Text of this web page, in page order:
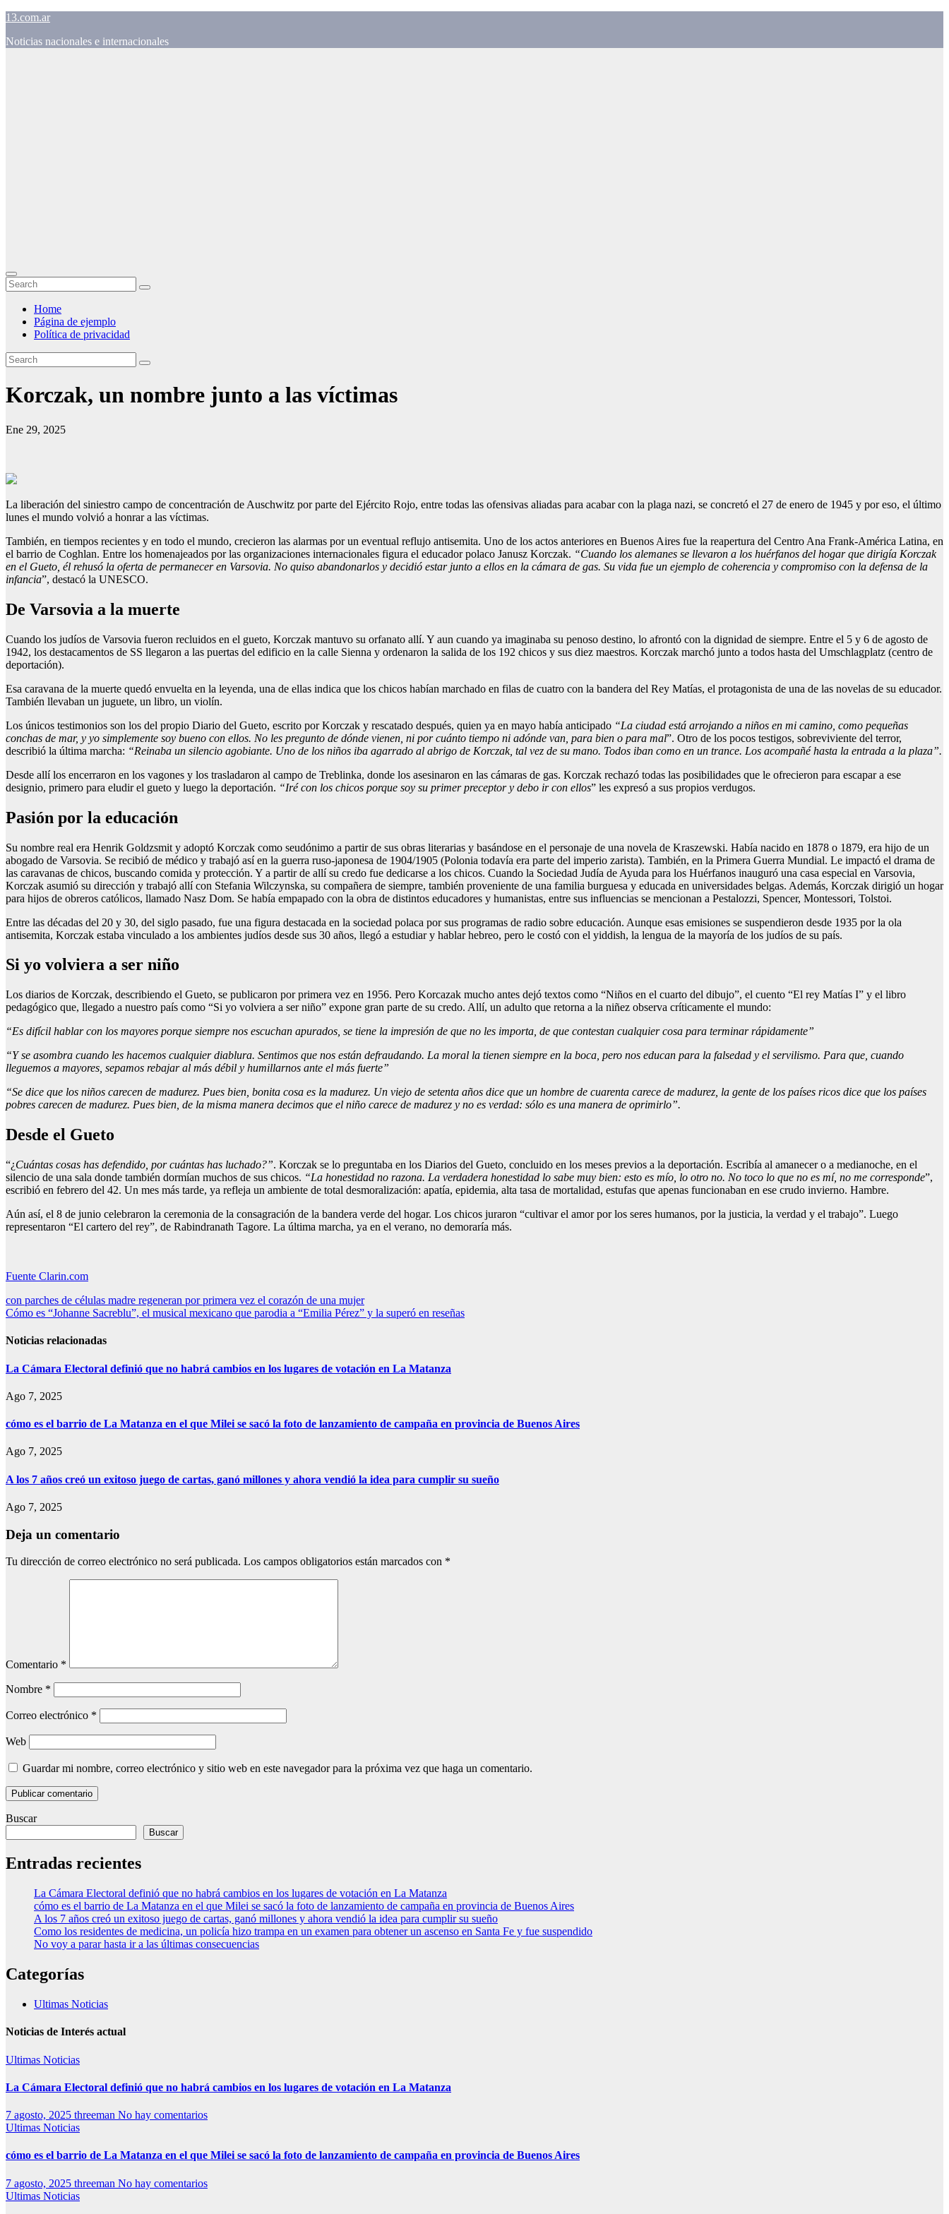
Skip
content
13.com.ar
Noticias nacionales e internacionales
Home
Página de ejemplo
Política de privacidad
Korczak, un nombre junto a las víctimas
Ene 29, 2025
La liberación del siniestro campo de concentración de Auschwitz por parte del Ejército Rojo, entre todas las ofensivas aliadas para acabar con la plaga nazi, se concretó el 27 de enero de 1945 y por eso, el último
lunes el mundo volvió a honrar a las víctimas.
También, en tiempos recientes y en todo el mundo, crecieron las alarmas por un eventual reflujo antisemita. Uno de los actos anteriores en Buenos Aires fue la reapertura del Centro Ana Frank-América Latina, en
el barrio de Coghlan. Entre los homenajeados por las organizaciones internacionales figura el educador polaco Janusz Korczak. “Cuando los alemanes se llevaron a los huérfanos del hogar que dirigía Korczak
en el Gueto, él rehusó la oferta de permanecer en Varsovia. No quiso abandonarlos y decidió estar junto a ellos en la cámara de gas. Su vida fue un ejemplo de coherencia y compromiso con la defensa de la
infancia”, destacó la UNESCO.
De Varsovia a la muerte
Cuando los judíos de Varsovia fueron recluidos en el gueto, Korczak mantuvo su orfanato allí. Y aun cuando ya imaginaba su penoso destino, lo afrontó con la dignidad de siempre. Entre el 5 y 6 de agosto de
1942, los destacamentos de SS llegaron a las puertas del edificio en la calle Sienna y ordenaron la salida de los 192 chicos y sus diez maestros. Korczak marchó junto a todos hasta del Umschlagplatz (centro de
deportación).
Esa caravana de la muerte quedó envuelta en la leyenda, una de ellas indica que los chicos habían marchado en filas de cuatro con la bandera del Rey Matías, el protagonista de una de las novelas de su educador.
También llevaban un juguete, un libro, un violín.
Los únicos testimonios son los del propio Diario del Gueto, escrito por Korczak y rescatado después, quien ya en mayo había anticipado “La ciudad está arrojando a niños en mi camino, como pequeñas
conchas de mar, y yo simplemente soy bueno con ellos. No les pregunto de dónde vienen, ni por cuánto tiempo ni adónde van, para bien o para mal”. Otro de los pocos testigos, sobreviviente del terror,
describió la última marcha: “Reinaba un silencio agobiante. Uno de los niños iba agarrado al abrigo de Korczak, tal vez de su mano. Todos iban como en un trance. Los acompañé hasta la entrada a la plaza”.
Desde allí los encerraron en los vagones y los trasladaron al campo de Treblinka, donde los asesinaron en las cámaras de gas. Korczak rechazó todas las posibilidades que le ofrecieron para escapar a ese
designio, primero para eludir el gueto y luego la deportación. “Iré con los chicos porque soy su primer preceptor y debo ir con ellos” les expresó a sus propios verdugos.
Pasión por la educación
Su nombre real era Henrik Goldzsmit y adoptó Korczak como seudónimo a partir de sus obras literarias y basándose en el personaje de una novela de Kraszewski. Había nacido en 1878 o 1879, era hijo de un
abogado de Varsovia. Se recibió de médico y trabajó así en la guerra ruso-japonesa de 1904/1905 (Polonia todavía era parte del imperio zarista). También, en la Primera Guerra Mundial. Le impactó el drama de
las caravanas de chicos, buscando comida y protección. Y a partir de allí su credo fue dedicarse a los chicos. Cuando la Sociedad Judía de Ayuda para los Huérfanos inauguró una casa especial en Varsovia,
Korczak asumió su dirección y trabajó allí con Stefania Wilczynska, su compañera de siempre, también proveniente de una familia burguesa y educada en universidades belgas. Además, Korczak dirigió un hogar
para hijos de obreros católicos, llamado Nasz Dom. Se había empapado con la obra de distintos educadores y humanistas, entre sus influencias se mencionan a Pestalozzi, Spencer, Montessori, Tolstoi.
Entre las décadas del 20 y 30, del siglo pasado, fue una figura destacada en la sociedad polaca por sus programas de radio sobre educación. Aunque esas emisiones se suspendieron desde 1935 por la ola
antisemita, Korczak estaba vinculado a los ambientes judíos desde sus 30 años, llegó a estudiar y hablar hebreo, pero le costó con el yiddish, la lengua de la mayoría de los judíos de su país.
Si yo volviera a ser niño
Los diarios de Korczak, describiendo el Gueto, se publicaron por primera vez en 1956. Pero Korcazak mucho antes dejó textos como “Niños en el cuarto del dibujo”, el cuento “El rey Matías I” y el libro
pedagógico que, llegado a nuestro país como “Si yo volviera a ser niño” expone gran parte de su credo. Allí, un adulto que retorna a la niñez observa críticamente el mundo:
“Es difícil hablar con los mayores porque siempre nos escuchan apurados, se tiene la impresión de que no les importa, de que contestan cualquier cosa para terminar rápidamente”
“Y se asombra cuando les hacemos cualquier diablura. Sentimos que nos están defraudando. La moral la tienen siempre en la boca, pero nos educan para la falsedad y el servilismo. Para que, cuando
lleguemos a mayores, sepamos rebajar al más débil y humillarnos ante el más fuerte”
“Se dice que los niños carecen de madurez. Pues bien, bonita cosa es la madurez. Un viejo de setenta años dice que un hombre de cuarenta carece de madurez, la gente de los países ricos dice que los países
pobres carecen de madurez. Pues bien, de la misma manera decimos que el niño carece de madurez y no es verdad: sólo es una manera de oprimirlo”.
Desde el Gueto
“¿Cuántas cosas has defendido, por cuántas has luchado?”. Korczak se lo preguntaba en los Diarios del Gueto, concluido en los meses previos a la deportación. Escribía al amanecer o a medianoche, en el
silencio de una sala donde también dormían muchos de sus chicos. “La honestidad no razona. La verdadera honestidad lo sabe muy bien: esto es mío, lo otro no. No toco lo que no es mí, no me corresponde”,
escribió en febrero del 42. Un mes más tarde, ya refleja un ambiente de total desmoralización: apatía, epidemia, alta tasa de mortalidad, estufas que apenas funcionaban en ese crudo invierno. Hambre.
Aún así, el 8 de junio celebraron la ceremonia de la consagración de la bandera verde del hogar. Los chicos juraron “cultivar el amor por los seres humanos, por la justicia, la verdad y el trabajo”. Luego
representaron “El cartero del rey”, de Rabindranath Tagore. La última marcha, ya en el verano, no demoraría más.
Fuente Clarin.com
Navegación
de
entradas
con parches de células madre regeneran por primera vez el corazón de una mujer
Cómo es “Johanne Sacreblu”, el musical mexicano que parodia a “Emilia Pérez” y la superó en reseñas
Noticias relacionadas
La Cámara Electoral definió que no habrá cambios en los lugares de votación en La Matanza
Ago 7, 2025
cómo es el barrio de La Matanza en el que Milei se sacó la foto de lanzamiento de campaña en provincia de Buenos Aires
Ago 7, 2025
A los 7 años creó un exitoso juego de cartas, ganó millones y ahora vendió la idea para cumplir su sueño
Ago 7, 2025
Deja un comentario
Tu dirección de correo electrónico no será publicada. Los campos obligatorios están marcados con *
Comentario *
Nombre *
Correo electrónico *
Web
Guardar mi nombre, correo electrónico y sitio web en este navegador para la próxima vez que haga un comentario.
Buscar
Buscar
Entradas recientes
La Cámara Electoral definió que no habrá cambios en los lugares de votación en La Matanza
cómo es el barrio de La Matanza en el que Milei se sacó la foto de lanzamiento de campaña en provincia de Buenos Aires
A los 7 años creó un exitoso juego de cartas, ganó millones y ahora vendió la idea para cumplir su sueño
Como los residentes de medicina, un policía hizo trampa en un examen para obtener un ascenso en Santa Fe y fue suspendido
No voy a parar hasta ir a las últimas consecuencias
Categorías
Ultimas Noticias
Noticias de Interés actual
Ultimas Noticias
La Cámara Electoral definió que no habrá cambios en los lugares de votación en La Matanza
7 agosto, 2025 threeman No hay comentarios
Ultimas Noticias
cómo es el barrio de La Matanza en el que Milei se sacó la foto de lanzamiento de campaña en provincia de Buenos Aires
7 agosto, 2025 threeman No hay comentarios
Ultimas Noticias